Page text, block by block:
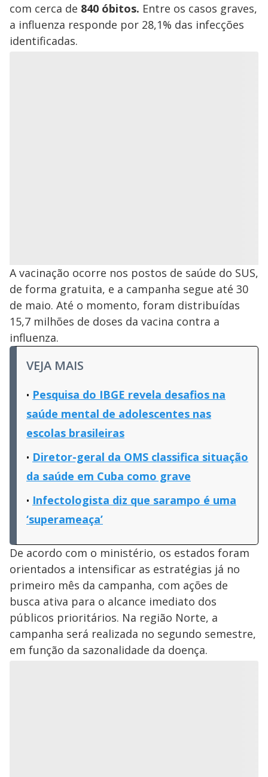
com cerca de 840 óbitos. Entre os casos graves,
a influenza responde por 28,1% das infecções
identificadas.
A vacinação ocorre nos postos de saúde do SUS,
de forma gratuita, e a campanha segue até 30
de maio. Até o momento, foram distribuídas
15,7 milhões de doses da vacina contra a
influenza.
VEJA MAIS
Pesquisa do IBGE revela desafios na
saúde mental de adolescentes nas
escolas brasileiras
Diretor-geral da OMS classifica situação
da saúde em Cuba como grave
Infectologista diz que sarampo é uma
‘superameaça’
De acordo com o ministério, os estados foram
orientados a intensificar as estratégias já no
primeiro mês da campanha, com ações de
busca ativa para o alcance imediato dos
públicos prioritários. Na região Norte, a
campanha será realizada no segundo semestre,
em função da sazonalidade da doença.